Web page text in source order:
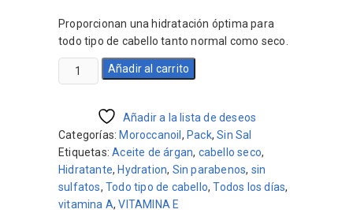
original
era:
actual
es:
Proporcionan una hidratación óptima para
todo tipo de cabello tanto normal como seco.
Moroccanoil
Shampoo,
Acondicionador
y
Tratamiento
25ml
cantidad
Añadir al carrito
Añadir a la lista de deseos
Categorías: Moroccanoil , Pack,Sin Sal
Etiquetas:Aceite de árgan, cabello seco,
Hidratante, Hydration, Sin parabenos, sin
sulfatos,Todo tipo de cabello,Todos los días,
vitamina A,VITAMINA E